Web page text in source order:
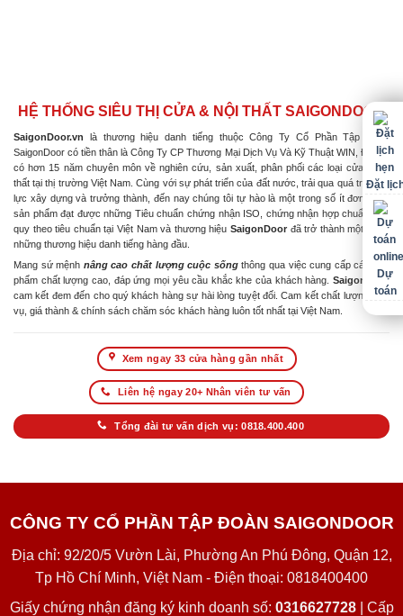
HỆ THỐNG SIÊU THỊ CỬA & NỘI THẤT SAIGONDOOR
SaigonDoor.vn là thương hiệu danh tiếng thuộc Công Ty Cổ Phần Tập Đoàn
SaigonDoor có tiền thân là Công Ty CP Thương Mại Dịch Vụ Và Kỹ Thuật WIN, Đơn vị
có hơn 15 năm chuyên môn về nghiên cứu, sản xuất, phân phối các loại cửa & nội
thất tại thị trường Việt Nam. Cùng với sự phát triển của đất nước, trải qua quá trình nỗ
lực xây dựng và trưởng thành, đến nay chúng tôi tự hào là một trong số ít đơn vị có
sản phẩm đạt được những Tiêu chuẩn chứng nhận ISO, chứng nhận hợp chuẩn hợp
quy theo tiêu chuẩn tại Việt Nam và thương hiệu SaigonDoor đã trở thành một trong
những thương hiệu danh tiếng hàng đầu.
Mang sứ mệnh nâng cao chất lượng cuộc sốngthông qua việc cung cấp các sản
phẩm chất lượng cao, đáp ứng mọi yêu cầu khắc khe của khách hàng. SaigonDoor
cam kết đem đến cho quý khách hàng sự hài lòng tuyệt đối. Cam kết chất lượng dịch
vụ, giá thành & chính sách chăm sóc khách hàng luôn tốt nhất tại Việt Nam.
Xem ngay 33 cửa hàng gần nhất
Liên hệ ngay 20+ Nhân viên tư vấn
Tổng đài tư vấn dịch vụ: 0818.400.400
CÔNG TY CỔ PHẦN TẬP ĐOÀN SAIGONDOOR
Địa chỉ: 92/20/5 Vườn Lài, Phường An Phú Đông, Quận 12,
Tp Hồ Chí Minh, Việt Nam - Điện thoại: 0818400400
Giấy chứng nhận đăng ký kinh doanh số: 0316627728| Cấp
Đặt
Dự
toán